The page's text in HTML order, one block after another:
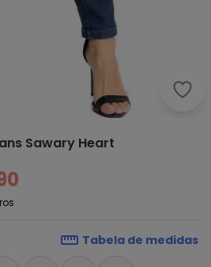
Sawary Heart
Tabela de medidas